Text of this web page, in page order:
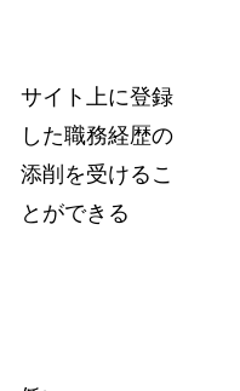
サイト上に登録
した職務経歴の
添削を受けるこ
とができる